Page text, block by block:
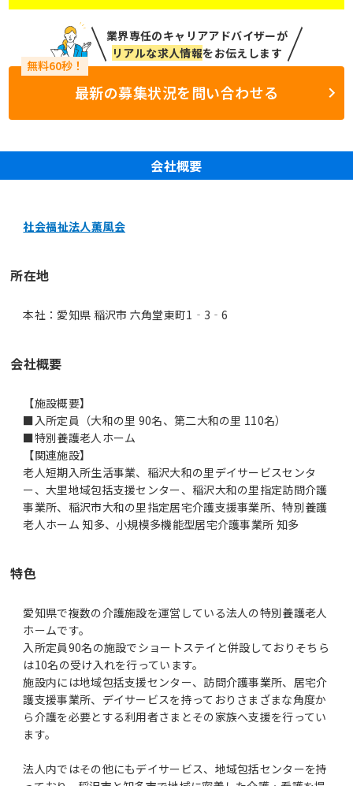
業界専任のキャリアアドバイザーが
リアルな求人情報をお伝えします
最新の募集状況を問い合わせる
会社概要
社会福祉法人薫風会
所在地
本社：愛知県 稲沢市 六角堂東町1‐3‐6
会社概要
【施設概要】
■入所定員（大和の里 90名、第二大和の里 110名）
■特別養護老人ホーム
【関連施設】
老人短期入所生活事業、稲沢大和の里デイサービスセンタ
ー、大里地域包括支援センター、稲沢大和の里指定訪問介護
事業所、稲沢市大和の里指定居宅介護支援事業所、特別養護
老人ホーム 知多、小規模多機能型居宅介護事業所 知多
特色
愛知県で複数の介護施設を運営している法人の特別養護老人
ホームです。
入所定員90名の施設でショートステイと併設しておりそちら
は10名の受け入れを行っています。
施設内には地域包括支援センター、訪問介護事業所、居宅介
護支援事業所、デイサービスを持っておりさまざまな角度か
ら介護を必要とする利用者さまとその家族へ支援を行ってい
ます。
法人内ではその他にもデイサービス、地域包括センターを持